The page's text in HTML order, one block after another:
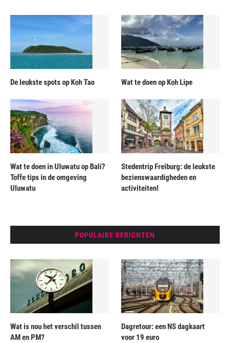
De leukste spots op Koh Tao Wat te doen op Koh Lipe
Wat te doen in Uluwatu op Bali?
Toffe tips in de omgeving
Uluwatu
Stedentrip Freiburg: de leukste
bezienswaardigheden en
activiteiten!
POPULAIRE BERICHTEN
Wat is nou het verschil tussen
AM en PM?
Dagretour: een NS dagkaart
voor 19 euro